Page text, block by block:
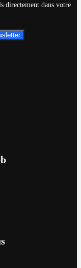
directement dans votre